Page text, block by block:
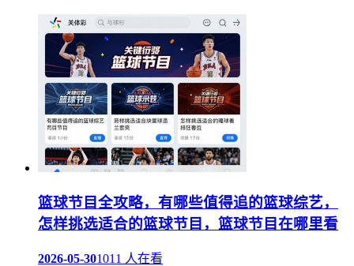
篮球节目全攻略，有哪些值得追的篮球综艺，
怎样挑选适合的篮球节目，篮球节目在哪里看
2026-05-301011 人在看